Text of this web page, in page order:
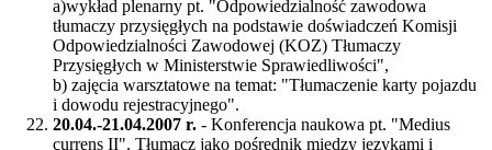
a)wykład plenarny pt. "Odpowiedzialność zawodowa
tłumaczy przysięgłych na podstawie doświadczeń Komisji
Odpowiedzialności Zawodowej (KOZ) Tłumaczy
Przysięgłych w Ministerstwie Sprawiedliwości",
b) zajęcia warsztatowe na temat: "Tłumaczenie karty pojazdu
i dowodu rejestracyjnego".
20.04.-21.04.2007 r. - Konferencja naukowa pt. "Medius
currens II". Tłumacz jako pośrednik między językami i